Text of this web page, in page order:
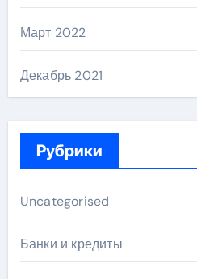
Март 2022
Декабрь 2021
Рубрики
Uncategorised
Банки и кредиты